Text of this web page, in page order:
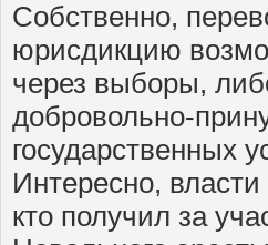
Собственно,
юрисдикцию
через выборы,
добровольно-
государственных
Интересно,
кто получил за